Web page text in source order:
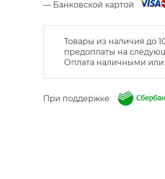
— Банковской картой
Товары из наличия до
предоплаты на
Оплата наличными
При поддержке